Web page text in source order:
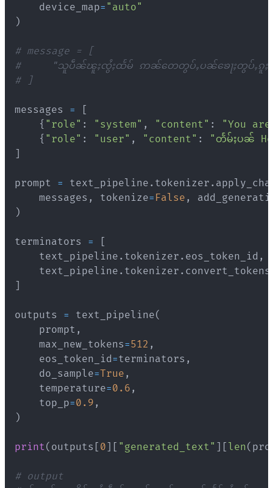
    device_map
= "auto"
)
# message = [
#     "သူပဵၼ်ၽူႈၸွႆႈထႅမ် ဢၼ်တေတွပ်ႇပၼ်ၶေႃႈတွပ်ႇၵူႈ
# ]
messages =
[
{ "role" : "system" , "content" :
"You
{ "role" : "user" , "content" :
"တႅမ်ႈပၼ်
]
prompt = text_pipeline . tokenizer .
    messages
, tokenize= False ,
)
terminators =
[
    text_pipeline
. tokenizer . eos_token_id ,
    text_pipeline
. tokenizer .
]
outputs = text_pipeline(
    prompt
,
    max_new_tokens
=512 ,
    eos_token_id
=terminators ,
    do_sample
=True ,
    temperature
=0.6 ,
    top_p
=0.9 ,
)
print( outputs [ 0] [ "generated_text" ] [ len(
# output